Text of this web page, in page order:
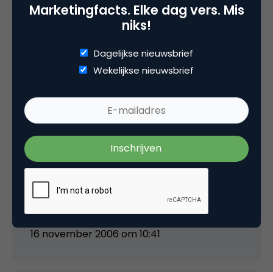
yvoschaap
sitemaps protocol ‘open’ gelaten, waardoor
het dus ook door andere partijen gebruikt kan
worden:
http://www.google.com/webmasters/sitemaps/
siteexplorer.search.yahoo.com/
16 november 2006 om 10:41
Marketingfacts. Elke dag vers. Mis
niks!
Dagelijkse nieuwsbrief
Wekelijkse nieuwsbrief